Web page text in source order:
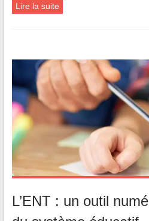
Lire la suite
L’ENT : un outil